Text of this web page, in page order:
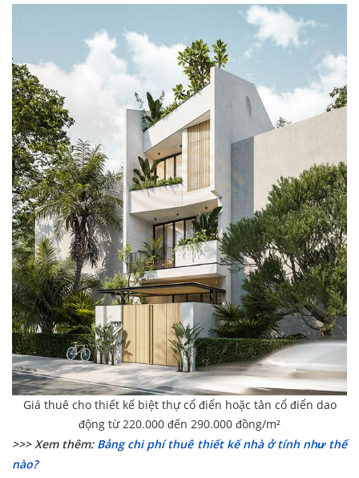
Giá thuê cho thiết kế biệt thự cổ điển hoặc tân cổ điển dao
động từ 220.000 đến 290.000 đồng/m²
>>> Xem thêm: Bảng chi phí thuê thiết kế nhà ở tính như thế
nào?